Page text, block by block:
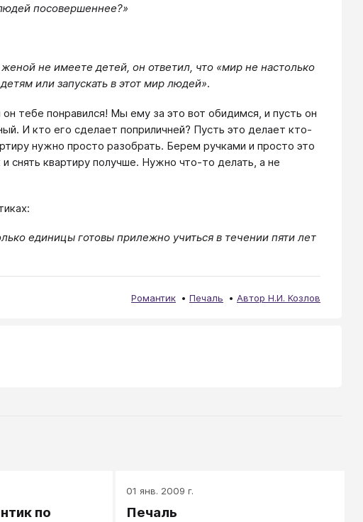
посовершеннее?»
не имеете детей, он ответил, что «мир не настолько
или запускать в этот мир людей».
тебе понравился! Мы ему за это вот обидимся, и пусть он
И кто его сделает поприличней? Пусть это делает кто-
нужно просто разобрать. Берем ручками и просто это
квартиру получше. Нужно что-то делать, а не
единицы готовы прилежно учиться в течении пяти лет
Романтик Печаль Автор Н.И. Козлов
по
01 янв. 2009 г.
Печаль